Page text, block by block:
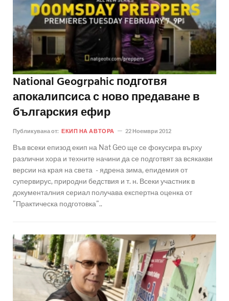
National Geogrpahic подготвя
апокалипсиса с ново предаване в
българския ефир
Публикувана от: ЕКИП НА АВТОРА 22 Ноември 2012
Във всеки епизод екип на Nat Geo ще се фокусира върху
различни хора и техните начини да се подготвят за всякакви
версии на края на света - ядрена зима, епидемия от
супервирус, природни бедствия и т. н. Всеки участник в
документалния сериал получава експертна оценка от
"Практическа подготовка"..